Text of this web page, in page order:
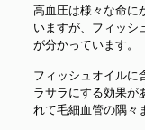
高血圧は様々な命に
いますが、フィッシ
が分かっています。
フィッシュオイルに
ラサラにする効果が
れて毛細血管の隅々